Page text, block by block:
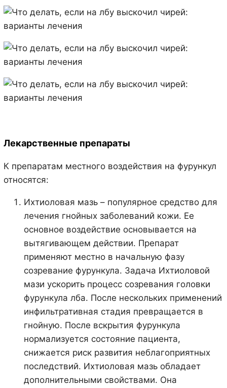
Лекарственные препараты
К препаратам местного воздействия на фурункул
относятся:
Ихтиоловая мазь – популярное средство для
лечения гнойных заболеваний кожи. Ее
основное воздействие основывается на
вытягивающем действии. Препарат
применяют местно в начальную фазу
созревание фурункула. Задача Ихтиоловой
мази ускорить процесс созревания головки
фурункула лба. После нескольких применений
инфильтративная стадия превращается в
гнойную. После вскрытия фурункула
нормализуется состояние пациента,
снижается риск развития неблагоприятных
последствий. Ихтиоловая мазь обладает
дополнительными свойствами. Она